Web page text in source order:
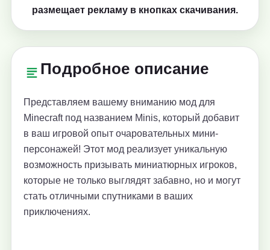
размещает рекламу в кнопках скачивания.
Подробное описание
Представляем вашему вниманию мод для
Minecraft под названием Minis, который добавит
в ваш игровой опыт очаровательных мини-
персонажей! Этот мод реализует уникальную
возможность призывать миниатюрных игроков,
которые не только выглядят забавно, но и могут
стать отличными спутниками в ваших
приключениях.